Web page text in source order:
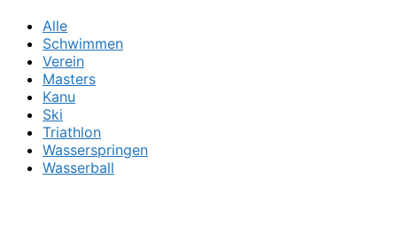
Alle
Schwimmen
Verein
Masters
Kanu
Ski
Triathlon
Wasserspringen
Wasserball